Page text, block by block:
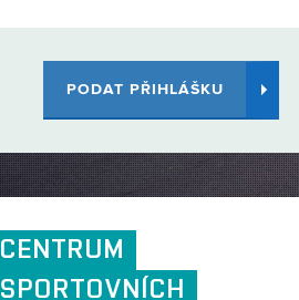
PODAT PŘIHLÁŠKU
CENTRUM
SPORTOVNÍCH